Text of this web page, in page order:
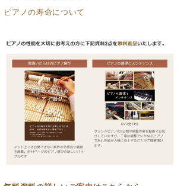
ピアノの寿命について